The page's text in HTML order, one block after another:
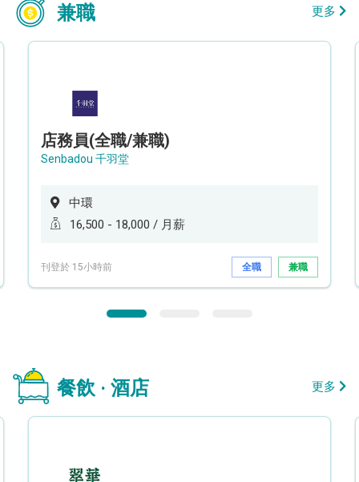
兼職 更多
店務員(全職/兼職)
Senbadou 千羽堂
中環
16,500 - 18,000 / 月薪
刊登於 15小時前 全職 兼職
餐飲 · 酒店 更多